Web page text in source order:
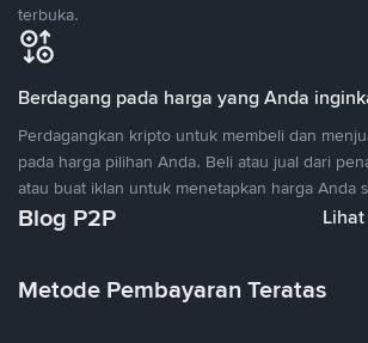
terbuka.
Berdagang pada harga yang Anda
Perdagangkan kripto untuk membeli dan
pada harga pilihan Anda. Beli atau jual dari
atau buat iklan untuk menetapkan harga Anda
Blog P2P
Metode Pembayaran Teratas